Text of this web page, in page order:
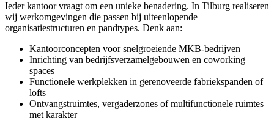
Ieder kantoor vraagt om een unieke benadering. In Tilburg realiseren
wij werkomgevingen die passen bij uiteenlopende
organisatiestructuren en pandtypes. Denk aan:
Kantoorconcepten voor snelgroeiende MKB-bedrijven
Inrichting van bedrijfsverzamelgebouwen en coworking
spaces
Functionele werkplekken in gerenoveerde fabriekspanden of
lofts
Ontvangstruimtes, vergaderzones of multifunctionele ruimtes
met karakter